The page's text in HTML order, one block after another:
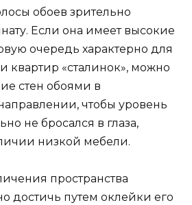
обоев зрительно
Если она имеет высокие
очередь характерно для
квартир «сталинок», можно
стен обоями в
чтобы уровень
не бросался в глаза,
низкой мебели.
пространства
достичь путем оклейки его